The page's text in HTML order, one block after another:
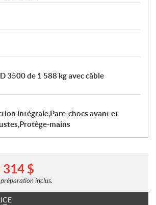
3500 de 1 588 kg avec câble
intégrale,Pare-chocs avant et
mains
314 $
inclus.